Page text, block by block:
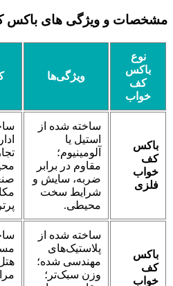
مشخصات و ویژگی های باکس
نوع
باکس
کف
خواب
ویژگی‌ها
باکس
کف
خواب
فلزی
ساخته شده از
استیل یا
آلومینیوم؛
مقاوم در برابر
ضربه، سایش و
شرایط سخت
محیطی.
باکس
کف
خواب
ساخته شده از
پلاستیک‌های
مهندسی شده؛
وزن سبک‌تر؛